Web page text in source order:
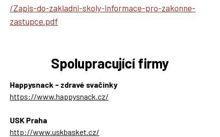
/Zapis-do-zakladni-skoly-informace-pro-zakonne-
zastupce.pdf
Spolupracující firmy
Happysnack - zdravé svačinky
https://www.happysnack.cz/
USK Praha
http://www.uskbasket.cz/